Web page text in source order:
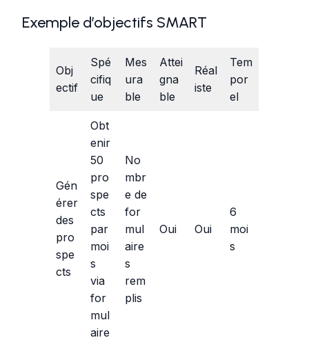
Exemple d’objectifs SMART
Obj
ectif
Spé
cifiq
ue
Mes
ura
ble
Attei
gna
ble
Réal
iste
Tem
por
el
Gén
érer
des
pro
spe
cts
Obt
enir
50
pro
spe
cts
par
moi
s
via
for
mul
aire
No
mbr
e de
for
mul
aire
s
rem
plis
Oui Oui
6
moi
s